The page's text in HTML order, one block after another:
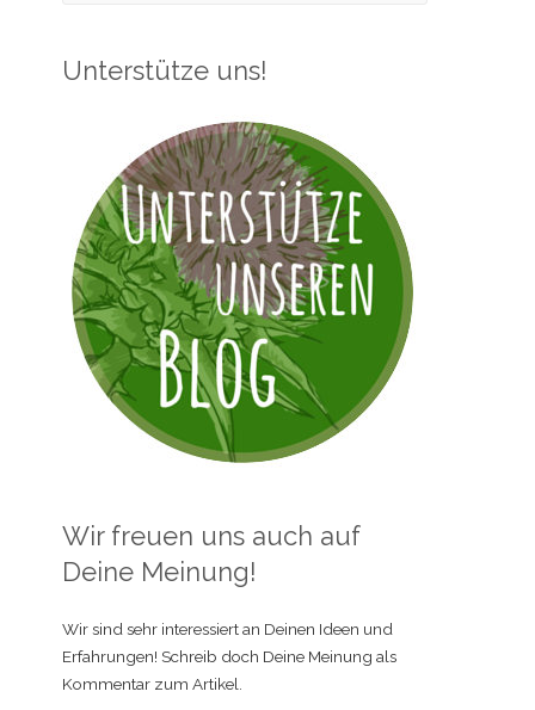
Unterstütze uns!
Wir freuen uns auch auf
Deine Meinung!
Wir sind sehr interessiert an Deinen Ideen und
Erfahrungen! Schreib doch Deine Meinung als
Kommentar zum Artikel.